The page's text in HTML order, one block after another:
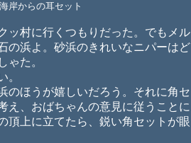
岸からの耳セット
村に行くつもりだった。でもメル
の浜よ。砂浜のきれいなニパーはど
た。
。
ほうが嬉しいだろう。それに角セ
え、おばちゃんの意見に従うことに
頂上に立てたら、鋭い角セットが眼